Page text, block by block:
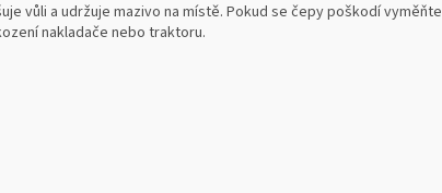
vůli a udržuje mazivo na místě. Pokud se čepy poškodí vyměňte
nakladače nebo traktoru.